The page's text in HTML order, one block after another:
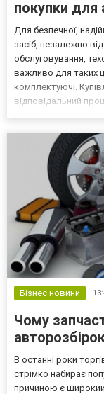
покупки для
Для безпечної,
засіб, незалежно
обслуговування,
важливо для таких
комплектуючі.
відповідальний
Бізнес новини
Чому
В останні роки
стрімко набирає
причиною є широкий